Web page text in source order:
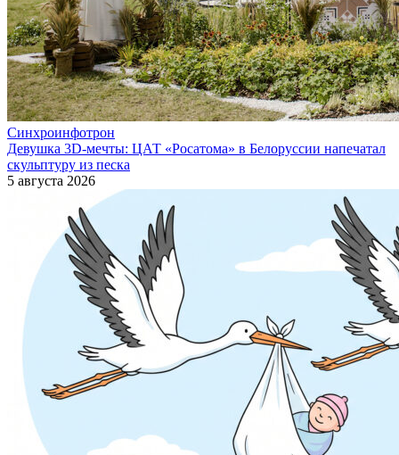
Синхроинфотрон
Девушка 3D-мечты: ЦАТ «Росатома» в Белоруссии напечатал
скульптуру из песка
5 августа 2026